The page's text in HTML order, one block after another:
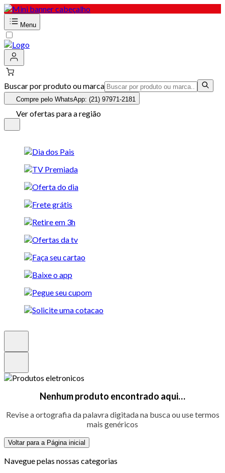
Menu
Buscar por produto ou marca
Compre pelo WhatsApp: (21) 97971-2181
Ver ofertas para a região
Nenhum produto encontrado aqui…
Revise a ortografia da palavra digitada na busca ou use termos
mais genéricos
Voltar para a Página inicial
Navegue pelas nossas categorias